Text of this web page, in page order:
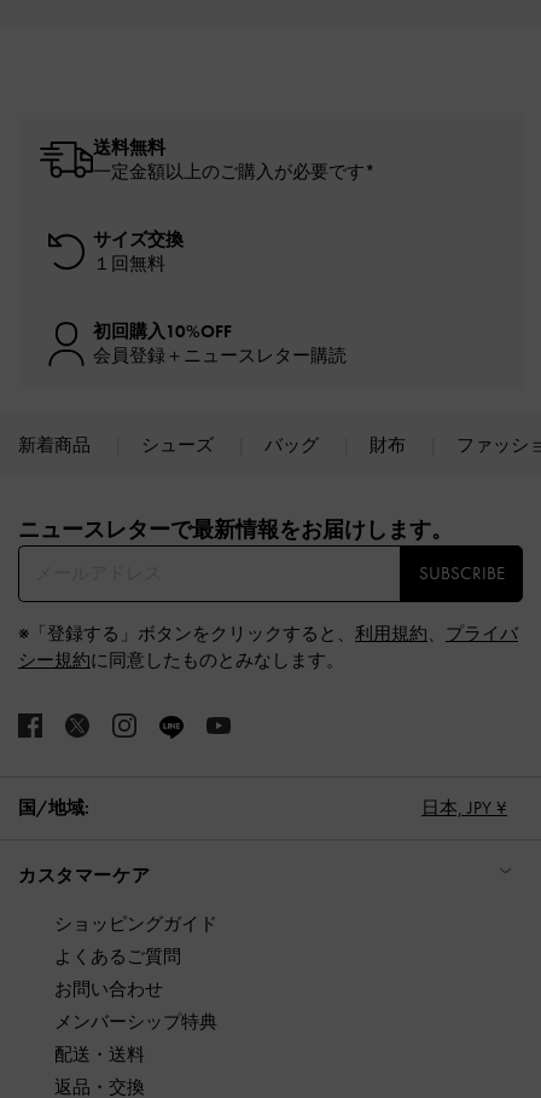
送料無料
一定金額以上のご購入が必要です*
サイズ交換
１回無料
初回購入10%OFF
会員登録＋ニュースレター購読
新着商品 シューズ バッグ 財布 ファッシ
ニュースレターで最新情報をお届けします。​
SUBSCRIBE
※「登録する」ボタンをクリックすると、 利用規約、 プライバ
シー規約に同意したものとみなします。
国/地域: 日本, JPY ¥
カスタマーケア
ショッピングガイド
よくあるご質問
お問い合わせ
メンバーシップ特典
配送・送料
返品・交換